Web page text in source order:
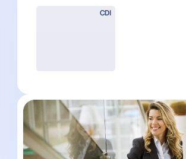
Collaborateur Comptable
Confirmé (H/F) – Cabinet à
Taille Humaine